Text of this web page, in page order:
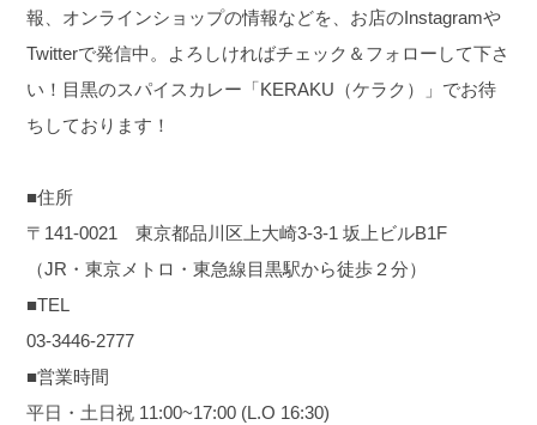
報、オンラインショップの情報などを、お店のInstagramや
Twitterで発信中。よろしければチェック＆フォローして下さ
い！目黒のスパイスカレー「KERAKU（ケラク）」でお待
ちしております！
■住所
〒141-0021 東京都品川区上大崎3-3-1 坂上ビルB1F
（JR・東京メトロ・東急線目黒駅から徒歩２分）
■TEL
03-3446-2777
■営業時間
平日・土日祝 11:00~17:00 (L.O 16:30)